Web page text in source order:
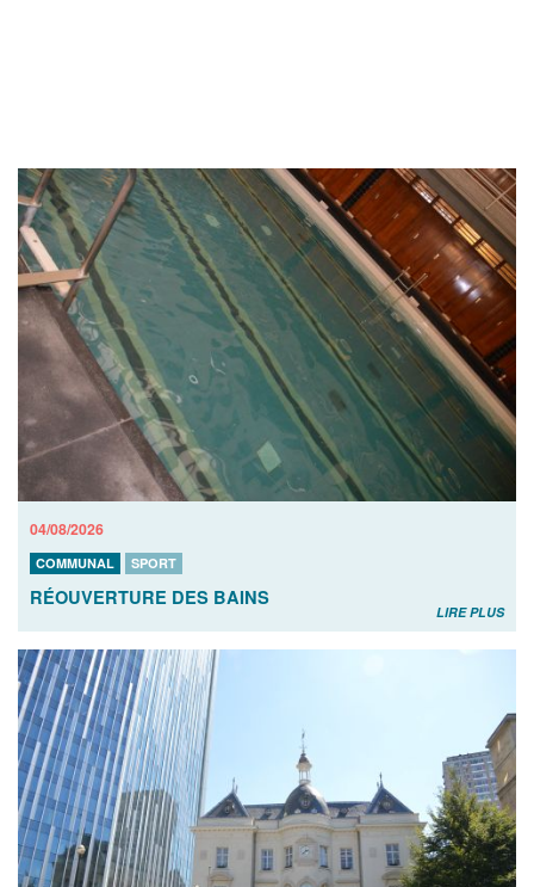
04/08/2026
COMMUNAL SPORT
RÉOUVERTURE DES BAINS
LIRE PLUS